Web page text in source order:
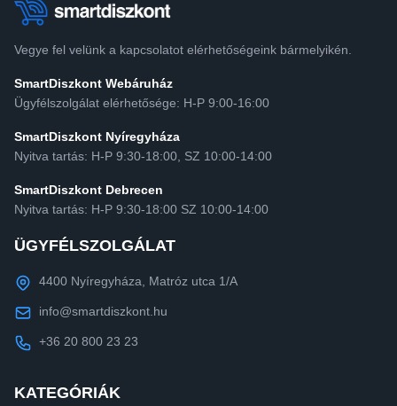
Vegye fel velünk a kapcsolatot elérhetőségeink bármelyikén.
SmartDiszkont Webáruház
Ügyfélszolgálat elérhetősége: H-P 9:00-16:00
SmartDiszkont Nyíregyháza
Nyitva tartás: H-P 9:30-18:00, SZ 10:00-14:00
SmartDiszkont Debrecen
Nyitva tartás: H-P 9:30-18:00 SZ 10:00-14:00
ÜGYFÉLSZOLGÁLAT
4400 Nyíregyháza, Matróz utca 1/A
info@smartdiszkont.hu
+36 20 800 23 23
KATEGÓRIÁK